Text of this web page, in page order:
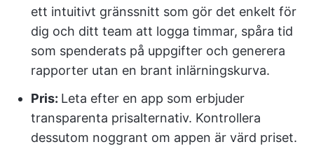
ett intuitivt gränssnitt som gör det enkelt för
dig och ditt team att logga timmar, spåra tid
som spenderats på uppgifter och generera
rapporter utan en brant inlärningskurva.
Pris: Leta efter en app som erbjuder
transparenta prisalternativ. Kontrollera
dessutom noggrant om appen är värd priset.